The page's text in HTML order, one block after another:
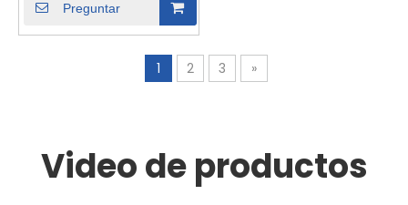
Preguntar
1 2 3 »
Video de productos